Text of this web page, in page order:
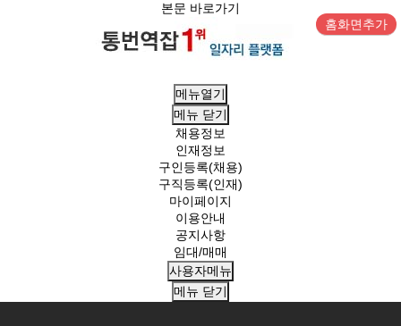
본문 바로가기
홈화면추가
메뉴열기
메뉴 닫기
채용정보
인재정보
구인등록(채용)
구직등록(인재)
마이페이지
이용안내
공지사항
임대/매매
사용자메뉴
메뉴 닫기